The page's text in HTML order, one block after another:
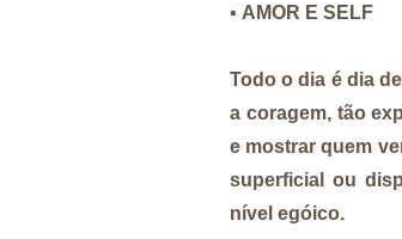
▪️ AMOR E SELF
Todo o dia é dia
a coragem, tão
e mostrar quem
superficial ou
nível egóico.